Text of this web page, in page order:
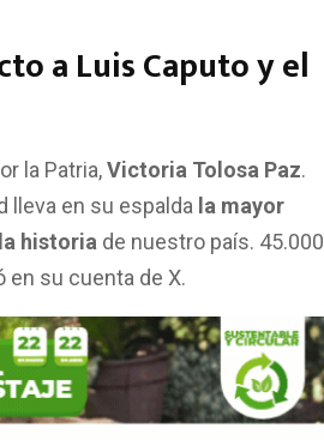
a Luis Caputo y el
la Patria, Victoria Tolosa Paz.
lleva en su espalda la mayor
historia de nuestro país. 45.000
en su cuenta de X.